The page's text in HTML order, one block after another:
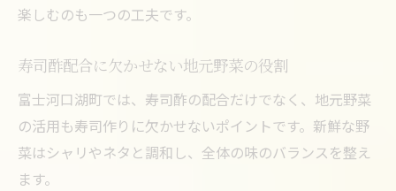
寿司に合う酢の種類と味の違いを解説
寿司の風味を引き出す配合のテクニック
寿司がもっと美味しくなる家庭の酢の選択
肢
寿司酢配合で大切な酸味と甘みのバランス
楽しむのも一つの工夫です。
寿司酢配合に欠かせない地元野菜の役割
富士河口湖町では、寿司酢の配合だけでなく、地元野菜
の活用も寿司作りに欠かせないポイントです。新鮮な野
菜はシャリやネタと調和し、全体の味のバランスを整え
ます。